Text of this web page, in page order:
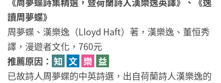
讀周夢蝶》
周夢蝶、漢樂逸（Lloyd Haft）著，漢樂逸、董恒秀
譯，漫遊者文化，760元
推薦原因： 知 文 樂 益
已故詩人周夢蝶的中英詩選，出自荷蘭詩人漢樂逸的